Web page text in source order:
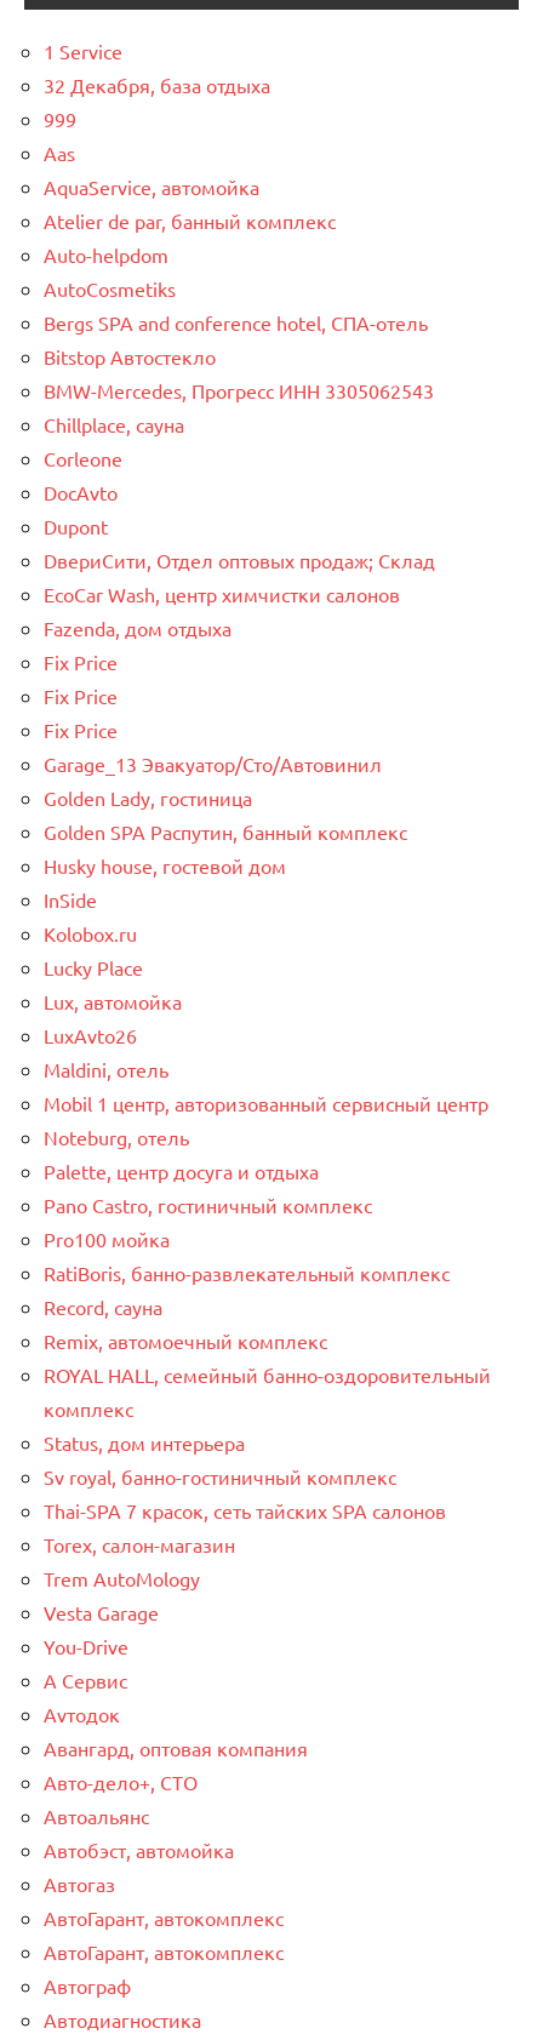
1 Service
32 Декабря, база отдыха
999
Aas
AquaService, автомойка
Atelier de par, банный комплекс
Auto-helpdom
AutoCosmetiks
Bergs SPA and conference hotel, СПА-отель
Bitstop Автостекло
BMW-Mercedes, Прогресс ИНН 3305062543
Chillplace, сауна
Corleone
DocAvto
Dupont
DвериСити, Отдел оптовых продаж; Склад
EcoCar Wash, центр химчистки салонов
Fazenda, дом отдыха
Fix Price
Fix Price
Fix Price
Garage_13 Эвакуатор/Сто/Автовинил
Golden Lady, гостиница
Golden SPA Распутин, банный комплекс
Husky house, гостевой дом
InSide
Kolobox.ru
Lucky Place
Lux, автомойка
LuxAvto26
Maldini, отель
Mobil 1 центр, авторизованный сервисный центр
Noteburg, отель
Palette, центр досуга и отдыха
Pano Castro, гостиничный комплекс
Pro100 мойка
RatiBoris, банно-развлекательный комплекс
Record, сауна
Remix, автомоечный комплекс
ROYAL HALL, семейный банно-оздоровительный
комплекс
Status, дом интерьера
Sv royal, банно-гостиничный комплекс
Thai-SPA 7 красок, сеть тайских SPA салонов
Torex, салон-магазин
Trem AutoMology
Vesta Garage
You-Drive
А Сервис
Аvтодок
Авангард, оптовая компания
Авто-дело+, СТО
Автоальянс
Автобэст, автомойка
Автогаз
АвтоГарант, автокомплекс
АвтоГарант, автокомплекс
Автограф
Автодиагностика